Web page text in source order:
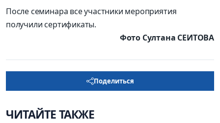
После семинара все участники мероприятия
получили сертификаты.
Фото Султана СЕИТОВА
Поделиться
ЧИТАЙТЕ ТАКЖЕ